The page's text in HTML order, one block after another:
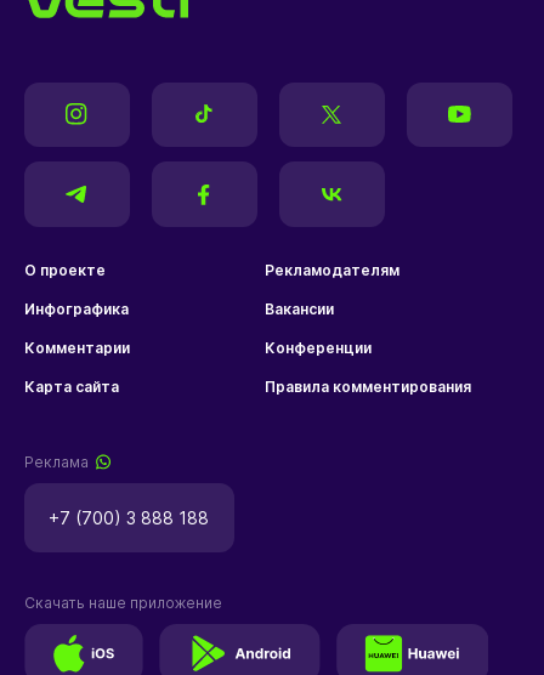
О проекте Рекламодателям
Инфографика Вакансии
Комментарии Конференции
Карта сайта Правила комментирования
Реклама
+7 (700) 3 888 188
Скачать наше приложение